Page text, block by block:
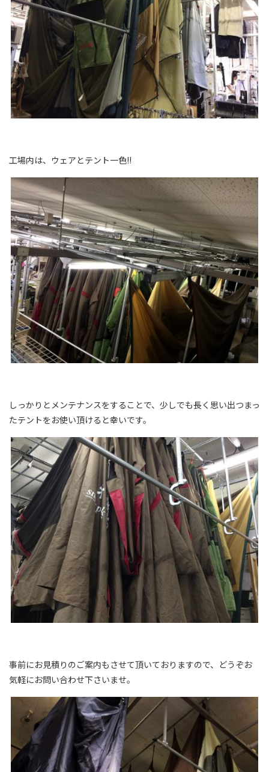
工場内は、ウェアとテント一色!!
しっかりとメンテナンスをすることで、少しでも長く思い出つまっ
たテントをお使い頂けると幸いです。
事前にお見積りのご案内もさせて頂いておりますので、どうぞお
気軽にお問い合わせ下さいませ。